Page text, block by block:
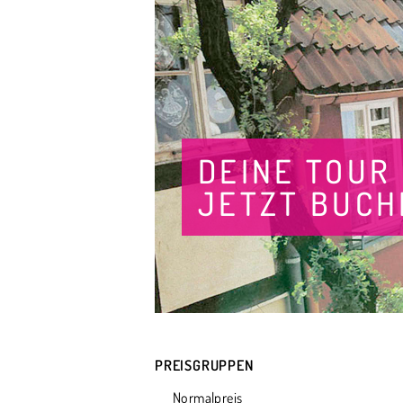
DEINE TOUR
JETZT
PREISGRUPPEN
Normalpreis